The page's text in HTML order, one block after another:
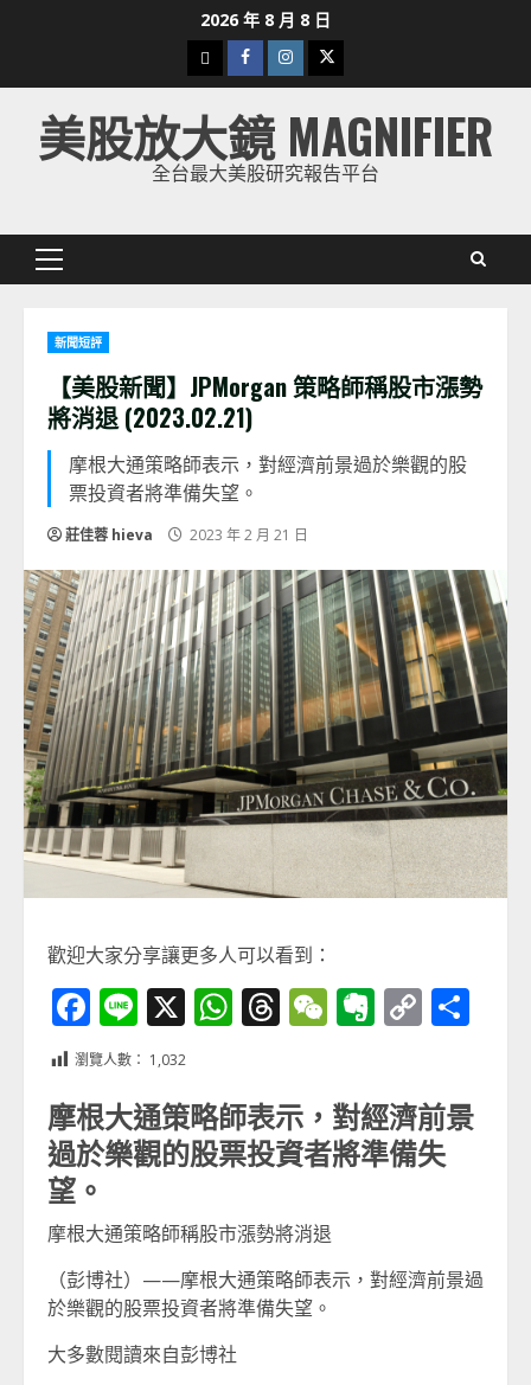
2026 年 8 月 8 日
下
載
美
股
Facebook
Instagram
Twitter
美股放大鏡 MAGNIFIER
全台最大美股研究報告平台
Primary
新聞短評
【美股新聞】JPMorgan 策略師稱股市漲勢
將消退 (2023.02.21)
摩根大通策略師表示，對經濟前景過於樂觀的股
票投資者將準備失望。
莊佳蓉 hieva 2023 年 2 月 21 日
歡迎大家分享讓更多人可以看到：
Facebook
Line
X WhatsApp
Threads
WeChat
Evernote
Copy
瀏覽人數： 1,032
摩根大通策略師表示，對經濟前景
過於樂觀的股票投資者將準備失
望。
摩根大通策略師稱股市漲勢將消退
（彭博社）——摩根大通策略師表示，對經濟前景過
於樂觀的股票投資者將準備失望。
大多數閱讀來自彭博社